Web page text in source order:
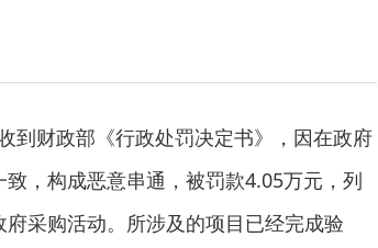
到财政部《行政处罚决定书》，因在政府
，构成恶意串通，被罚款4.05万元，列
采购活动。所涉及的项目已经完成验